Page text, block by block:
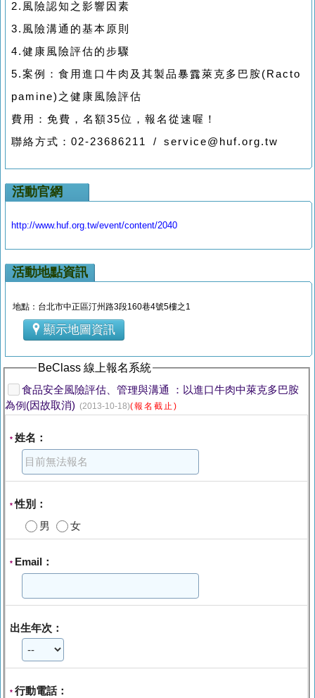
2.風險認知之影響因素
3.風險溝通的基本原則
4.健康風險評估的步驟
5.案例：食用進口牛肉及其製品暴露萊克多巴胺(Racto
pamine)之健康風險評估
費用：免費，名額35位，報名從速喔！
聯絡方式：02-23686211 / service@huf.org.tw
活動官網
http://www.huf.org.tw/event/content/2040
活動地點資訊
地點：台北市中正區汀州路3段160巷4號5樓之1
顯示地圖資訊
BeClass 線上報名系統
食品安全風險評估、管理與溝通 ：以進口牛肉中萊克多巴胺
為例(因故取消) (2013-10-18)(報名截止)
* 姓名：
*性別：
男
女
* Email：
出生年次：
* 行動電話：